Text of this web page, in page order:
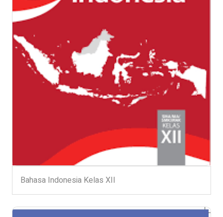
Bahasa Indonesia Kelas XII